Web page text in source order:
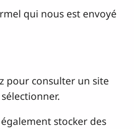
qui nous est envoyé
pour consulter un site
stocker des